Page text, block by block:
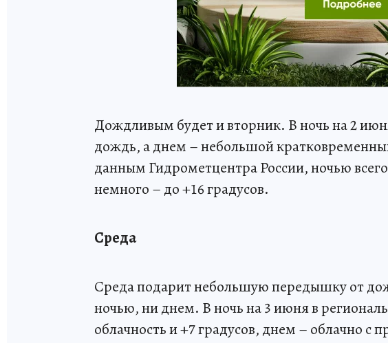
Дождливым будет и вторник. В ночь на 2
дождь, а днем – небольшой
данным Гидрометцентра России, ночью
немного – до +16 градусов.
Среда
Среда подарит небольшую передышку от
ночью, ни днем. В ночь на 3 июня в
облачность и +7 градусов, днем – облачно с